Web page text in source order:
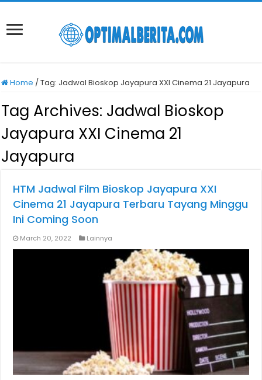
Home /Tag: Jadwal Bioskop Jayapura XXI Cinema 21 Jayapura
Tag Archives: Jadwal Bioskop
Jayapura XXI Cinema 21
Jayapura
HTM Jadwal Film Bioskop Jayapura XXI
Cinema 21 Jayapura Terbaru Tayang Minggu
Ini Coming Soon
March 20, 2022 Lainnya